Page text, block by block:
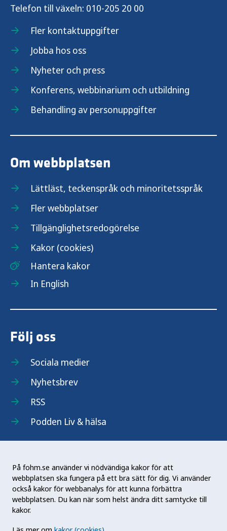
På fohm.se använder vi nödvändiga kakor för att
webbplatsen ska fungera på ett bra sätt för dig. Vi använder
också kakor för webbanalys för att kunna förbättra
webbplatsen. Du kan när som helst ändra ditt samtycke till
kakor.
Telefon till växeln: 010-205 20 00
Fler kontaktuppgifter
Jobba hos oss
Nyheter och press
Konferens, webbinarium och utbildning
Behandling av personuppgifter
Om webbplatsen
Lättläst, teckenspråk och minoritetsspråk
Fler webbplatser
Tillgänglighetsredogörelse
Kakor (cookies)
Hantera kakor
In English
Följ oss
Sociala medier
Nyhetsbrev
RSS
Podden Liv & hälsa
Folkhälsomyndigheten (Fohm) är en nationell
kunskapsmyndighet som arbetar för en bättre
folkhälsa. Det gör myndigheten genom att